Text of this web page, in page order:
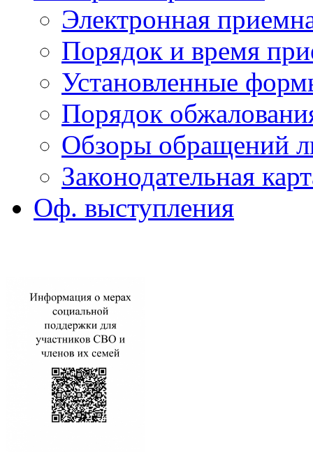
Электронная
Порядок и время
Установленные
Порядок
Обзоры обращений
Законодательная
Оф. выступления